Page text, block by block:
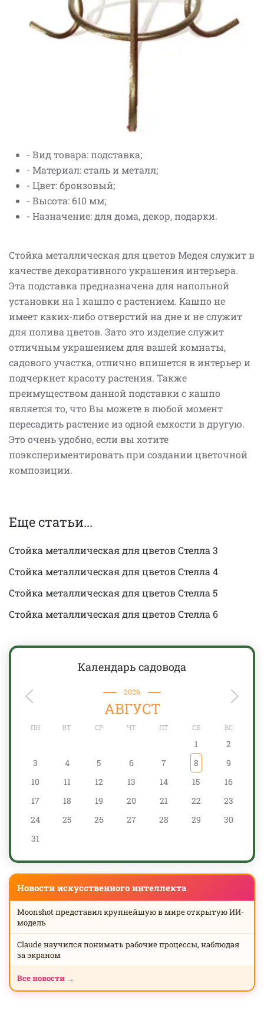
- Вид товара: подставка;
- Материал: сталь и металл;
- Цвет: бронзовый;
- Высота: 610 мм;
- Назначение: для дома, декор, подарки.
Стойка металлическая для цветов Медея служит в
качестве декоративного украшения интерьера.
Эта подставка предназначена для напольной
установки на 1 кашпо с растением. Кашпо не
имеет каких-либо отверстий на дне и не служит
для полива цветов. Зато это изделие служит
отличным украшением для вашей комнаты,
садового участка, отлично впишется в интерьер и
подчеркнет красоту растения. Также
преимуществом данной подставки с кашпо
является то, что Вы можете в любой момент
пересадить растение из одной емкости в другую.
Это очень удобно, если вы хотите
поэкспериментировать при создании цветочной
композиции.
Еще статьи...
Стойка металлическая для цветов Стелла 3
Стойка металлическая для цветов Стелла 4
Стойка металлическая для цветов Стелла 5
Стойка металлическая для цветов Стелла 6
Календарь садовода
2026
АВГУСТ
ПН ВТ СР ЧТ ПТ СБ ВС
1
2
3
4 5 6 7 8
9
10
11 12 13 14 15
16
17
18 19 20 21 22
23
24
25 26 27 28 29
30
31
Новости искусственного интеллекта
Moonshot представил крупнейшую в мире открытую ИИ-
модель
Claude научился понимать рабочие процессы, наблюдая
за экраном
Все новости →